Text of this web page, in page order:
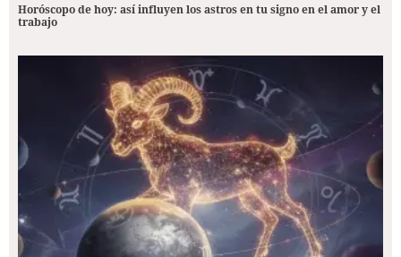
Horóscopo de hoy: así influyen los astros en tu signo en el amor y el
trabajo